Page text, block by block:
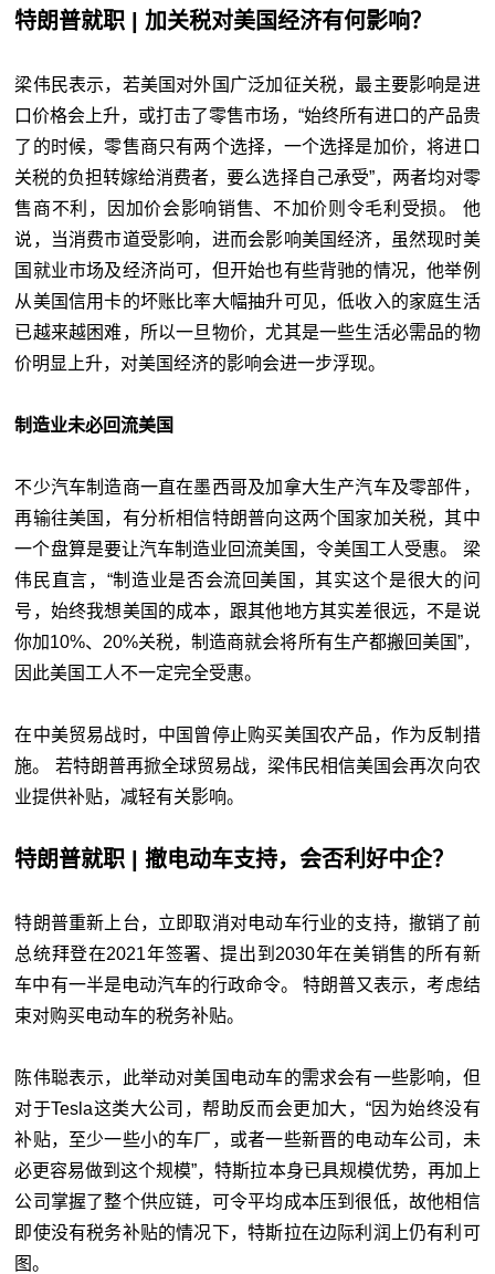
特朗普就职 | 加关税对美国经济有何影响？
梁伟民表示，若美国对外国广泛加征关税，最主要影响是进
口价格会上升，或打击了零售市场，“始终所有进口的产品贵
了的时候，零售商只有两个选择，一个选择是加价，将进口
关税的负担转嫁给消费者，要么选择自己承受”，两者均对零
售商不利，因加价会影响销售、不加价则令毛利受损。 他
说，当消费市道受影响，进而会影响美国经济，虽然现时美
国就业市场及经济尚可，但开始也有些背驰的情况，他举例
从美国信用卡的坏账比率大幅抽升可见，低收入的家庭生活
已越来越困难，所以一旦物价，尤其是一些生活必需品的物
价明显上升，对美国经济的影响会进一步浮现。
制造业未必回流美国
不少汽车制造商一直在墨西哥及加拿大生产汽车及零部件，
再输往美国，有分析相信特朗普向这两个国家加关税，其中
一个盘算是要让汽车制造业回流美国，令美国工人受惠。 梁
伟民直言，“制造业是否会流回美国，其实这个是很大的问
号，始终我想美国的成本，跟其他地方其实差很远，不是说
你加10%、20%关税，制造商就会将所有生产都搬回美国”，
因此美国工人不一定完全受惠。
在中美贸易战时，中国曾停止购买美国农产品，作为反制措
施。 若特朗普再掀全球贸易战，梁伟民相信美国会再次向农
业提供补贴，减轻有关影响。
特朗普就职 | 撤电动车支持，会否利好中企？
特朗普重新上台，立即取消对电动车行业的支持，撤销了前
总统拜登在2021年签署、提出到2030年在美销售的所有新
车中有一半是电动汽车的行政命令。 特朗普又表示，考虑结
束对购买电动车的税务补贴。
陈伟聪表示，此举动对美国电动车的需求会有一些影响，但
对于Tesla这类大公司，帮助反而会更加大，“因为始终没有
补贴，至少一些小的车厂，或者一些新晋的电动车公司，未
必更容易做到这个规模”，特斯拉本身已具规模优势，再加上
公司掌握了整个供应链，可令平均成本压到很低，故他相信
即使没有税务补贴的情况下，特斯拉在边际利润上仍有利可
图。